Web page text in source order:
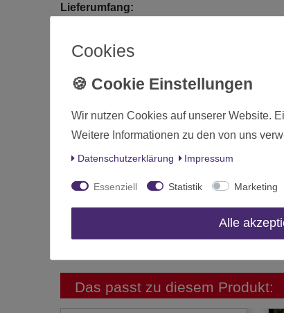
Lieferumfang:
3x long floor tiles, 3x regular floor tiles, 3x
Inhalt
Das passt zu diesem Produkt:
Cookies
Wir nutzen Cookies auf unserer Website.
Weitere Informationen zu den von uns
Daten­schutz­erklärung Impressum
Essenziell Statistik Marketing
Alle